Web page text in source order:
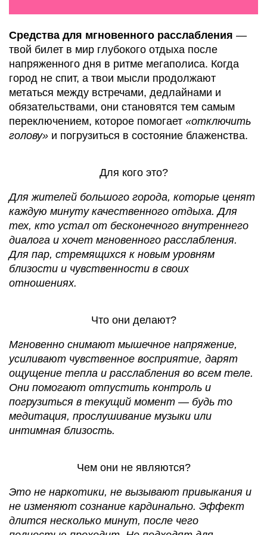
Средства для мгновенного расслабления —
твой билет в мир глубокого отдыха после
напряженного дня в ритме мегаполиса. Когда
город не спит, а твои мысли продолжают
метаться между встречами, дедлайнами и
обязательствами, они становятся тем самым
переключением, которое помогает «отключить
голову» и погрузиться в состояние блаженства.
Для кого это?
Для жителей большого города, которые ценят
каждую минуту качественного отдыха. Для
тех, кто устал от бесконечного внутреннего
диалога и хочет мгновенного расслабления.
Для пар, стремящихся к новым уровням
близости и чувственности в своих
отношениях.
Что они делают?
Мгновенно снимают мышечное напряжение,
усиливают чувственное восприятие, дарят
ощущение тепла и расслабления во всем теле.
Они помогают отпустить контроль и
погрузиться в текущий момент — будь то
медитация, прослушивание музыки или
интимная близость.
Чем они не являются?
Это не наркотики, не вызывают привыкания и
не изменяют сознание кардинально. Эффект
длится несколько минут, после чего